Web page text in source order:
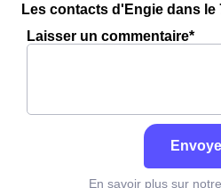
Les contacts d'Engie dans le
Laisser un commentaire*
En savoir plus sur